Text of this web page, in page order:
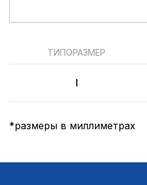
ТИПОРАЗМЕР
I
*размеры в миллиметрах